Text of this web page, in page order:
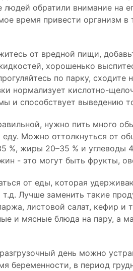
обратили внимание на
время привести организм в
от вредной пищи,
хорошенько
по парку, сходите
нормализует кислотно-
и способствует выведению
нужно пить много
Можно оттолкнуться от
%, жиры 20–35 % и углеводы
- это могут быть фрукты,
от еды, которая
т.д. Лучше заменить такие
листовой салат, кефир и
и мясные блюда на пару, а
день можно
беременности, в период